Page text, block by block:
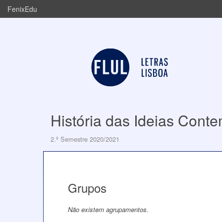
FenixEdu
História das Ideias
2.º Semestre 2020/2021
Grupos
Não existem agrupamentos.